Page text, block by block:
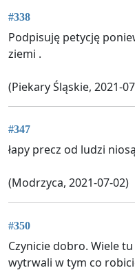
#338
Podpisuję petycję
ziemi .
(Piekary Śląskie, 2021-
#347
łapy precz od ludzi
(Modrzyca, 2021-07-02)
#350
Czynicie dobro. Wiele
wytrwali w tym co